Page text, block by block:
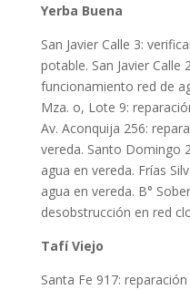
Yerba Buena
San Javier Calle 3:
potable. San Javier Calle
funcionamiento red de
Mza. o, Lote 9:
Av. Aconquija 256:
vereda. Santo Domingo
agua en vereda. Frías
agua en vereda. B°
desobstrucción en red
Tafí Viejo
Santa Fe 917: